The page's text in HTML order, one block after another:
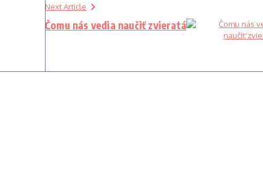
Next Article
Čomu nás vedia naučiť zvieratá